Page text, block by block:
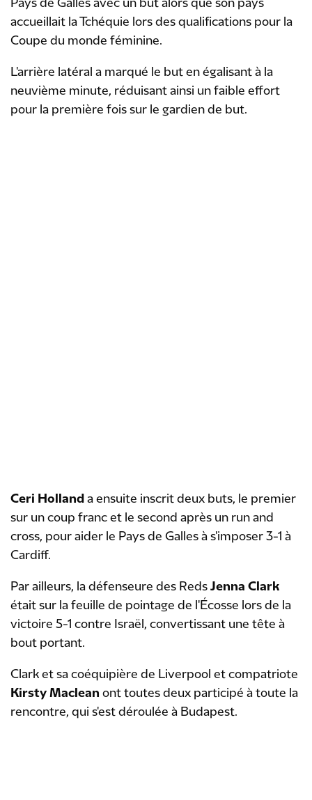
Pays de Galles avec un but alors que son pays
accueillait la Tchéquie lors des qualifications pour la
Coupe du monde féminine.
L'arrière latéral a marqué le but en égalisant à la
neuvième minute, réduisant ainsi un faible effort
pour la première fois sur le gardien de but.
Ceri Holland a ensuite inscrit deux buts, le premier
sur un coup franc et le second après un run and
cross, pour aider le Pays de Galles à s'imposer 3-1 à
Cardiff.
Par ailleurs, la défenseure des Reds Jenna Clark
était sur la feuille de pointage de l'Écosse lors de la
victoire 5-1 contre Israël, convertissant une tête à
bout portant.
Clark et sa coéquipière de Liverpool et compatriote
Kirsty Maclean ont toutes deux participé à toute la
rencontre, qui s'est déroulée à Budapest.